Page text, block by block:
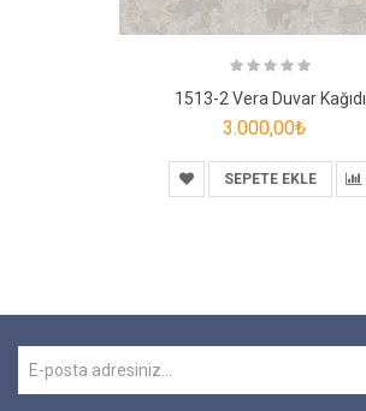
1513-2 Vera Duvar Kağıdı
3.000,00₺
SEPETE EKLE